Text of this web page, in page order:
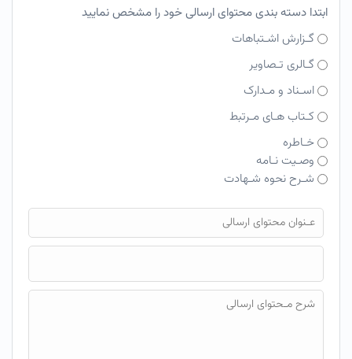
ابتدا دسته بندی محتوای ارسالی خود را مشخص نمایید
گـزارش اشـتباهات
گـالری تـصاویر
اسـناد و مـدارک
کـتاب هـای مـرتبط
خـاطره
وصـیت نـامه
شـرح نحوه شـهادت
فایل محتوای ارسالی